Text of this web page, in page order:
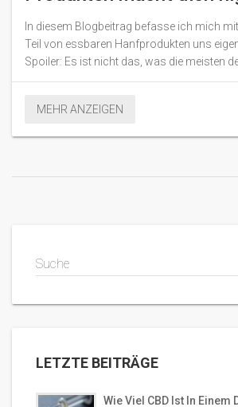
In diesem Blogbeitrag befasse ich mich
Teil von essbaren Hanfprodukten uns
Spoiler: Es ist nicht das, was die meisten
auf die Chemie von Cannabis ein und
verspreche, es wird interessant! Kommt
MEHR ANZEIGEN
Suche
LETZTE BEITRÄGE
Wie Viel CBD Ist In Einem